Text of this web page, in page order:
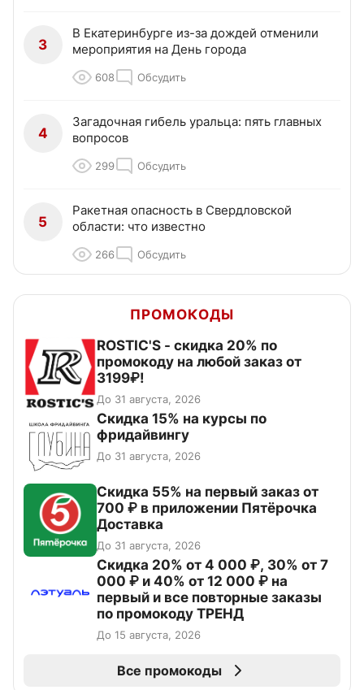
3
В Екатеринбурге из-за дождей отменили
мероприятия на День города
608 Обсудить
4
Загадочная гибель уральца: пять главных
вопросов
299 Обсудить
5
Ракетная опасность в Свердловской
области: что известно
266 Обсудить
ПРОМОКОДЫ
ROSTIC'S - скидка 20% по
промокоду на любой заказ от
3199₽!
До 31 августа, 2026
Скидка 15% на курсы по
фридайвингу
До 31 августа, 2026
Скидка 55% на первый заказ от
700 ₽ в приложении Пятёрочка
Доставка
До 31 августа, 2026
Скидка 20% от 4 000 ₽, 30% от 7
000 ₽ и 40% от 12 000 ₽ на
первый и все повторные заказы
по промокоду ТРЕНД
До 15 августа, 2026
Все промокоды